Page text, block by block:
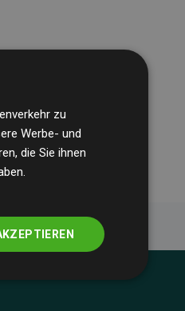
zu
Werbe- und
die Sie ihnen